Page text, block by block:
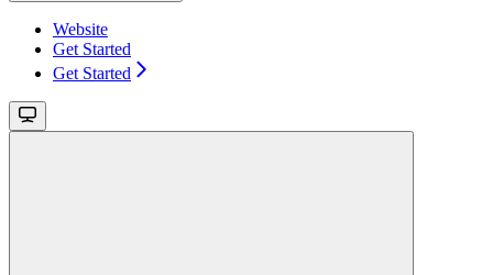
Website
Get Started
Get Started